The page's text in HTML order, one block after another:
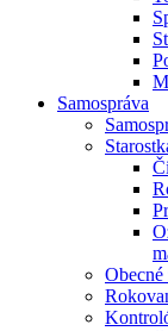
Samospráva